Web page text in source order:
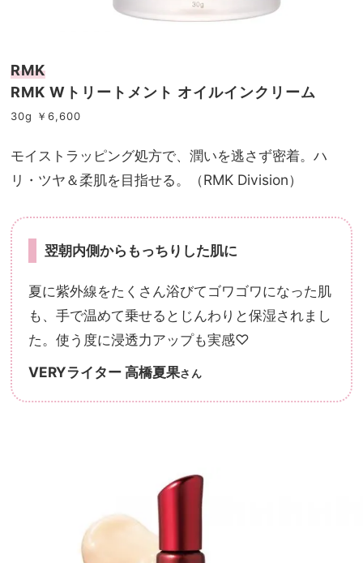
RMK
RMK Wトリートメント オイルインクリーム
30g ￥6,600
モイストラッピング処方で、潤いを逃さず密着。ハ
リ・ツヤ＆柔肌を目指せる。（RMK Division）
翌朝内側からもっちりした肌に
夏に紫外線をたくさん浴びてゴワゴワになった肌
も、手で温めて乗せるとじんわりと保湿されまし
た。使う度に浸透力アップも実感♡
VERYライター 高橋夏果さん